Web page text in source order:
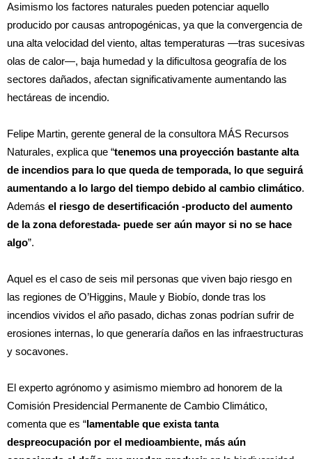
Asimismo los factores naturales pueden potenciar aquello
producido por causas antropogénicas, ya que la convergencia de
una alta velocidad del viento, altas temperaturas —tras sucesivas
olas de calor—, baja humedad y la dificultosa geografía de los
sectores dañados, afectan significativamente aumentando las
hectáreas de incendio.
Felipe Martin, gerente general de la consultora MÁS Recursos
Naturales, explica que “tenemos una proyección bastante alta
de incendios para lo que queda de temporada, lo que seguirá
aumentando a lo largo del tiempo debido al cambio climático.
Además el riesgo de desertificación -producto del aumento
de la zona deforestada- puede ser aún mayor si no se hace
algo”.
Aquel es el caso de seis mil personas que viven bajo riesgo en
las regiones de O’Higgins, Maule y Biobío, donde tras los
incendios vividos el año pasado, dichas zonas podrían sufrir de
erosiones internas, lo que generaría daños en las infraestructuras
y socavones.
El experto agrónomo y asimismo miembro ad honorem de la
Comisión Presidencial Permanente de Cambio Climático,
comenta que es “lamentable que exista tanta
despreocupación por el medioambiente, más aún